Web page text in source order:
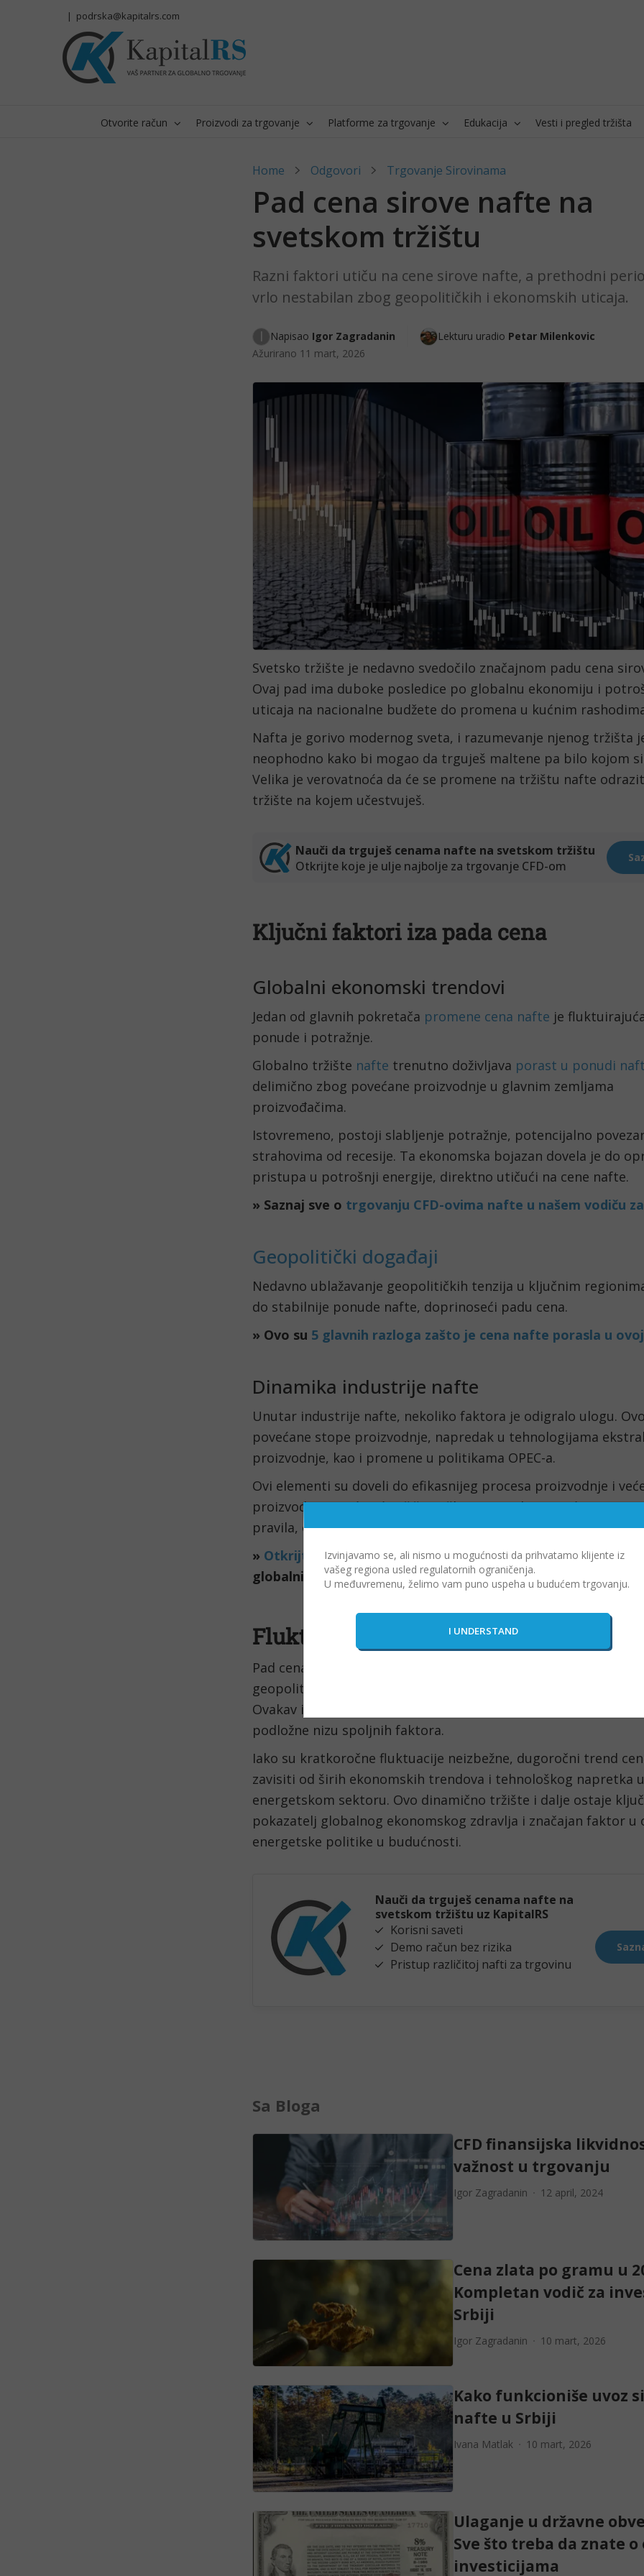
| podrska@kapitalrs.com
Otvorite račun Proizvodi za trgovanje Platforme za trgovanje Edukacija Vesti i pregled tržišta
Home Odgovori Trgovanje Sirovinama
Pad cena sirove nafte na
svetskom tržištu
Razni faktori utiču na cene sirove nafte, a prethodni
vrlo nestabilan zbog geopolitičkih i ekonomskih uticaja.
I
Napisao Igor Zagradanin Lekturu uradio Petar Milenkovic
Ažurirano 11 mart, 2026
Svetsko tržište je nedavno svedočilo značajnom padu cena
Ovaj pad ima duboke posledice po globalnu ekonomiju i
uticaja na nacionalne budžete do promena u kućnim
Nafta je gorivo modernog sveta, i razumevanje njenog tržišta
neophodno kako bi mogao da trguješ maltene pa bilo kojom
Velika je verovatnoća da će se promene na tržištu nafte
tržište na kojem učestvuješ.
Ključni faktori iza pada cena
Globalni ekonomski trendovi
Jedan od glavnih pokretača promene cena nafte je
ponude i potražnje.
Globalno tržište nafte trenutno doživljava porast u ponudi
delimično zbog povećane proizvodnje u glavnim zemljama
proizvođačima.
Istovremeno, postoji slabljenje potražnje, potencijalno
strahovima od recesije. Ta ekonomska bojazan dovela je do
pristupa u potrošnji energije, direktno utičući na cene nafte.
» Saznaj sve o trgovanju CFD-ovima nafte u našem vodiču
Geopolitički događaji
Nedavno ublažavanje geopolitičkih tenzija u ključnim
do stabilnije ponude nafte, doprinoseći padu cena.
» Ovo su 5 glavnih razloga zašto je cena nafte porasla u
Dinamika industrije nafte
Unutar industrije nafte, nekoliko faktora je odigralo ulogu.
povećane stope proizvodnje, napredak u tehnologijama
proizvodnje, kao i promene u politikama OPEC-a.
Ovi elementi su doveli do efikasnijeg procesa proizvodnje i
proizvodnji, zasićujući tržište viškom ponude. Prateći osnovna
pravila, ovo automatski znači pad cena.
» Otkrijte kako CFD trgovanje funkcionišei počnite da
globalnim tržištima već danas
Fluktuacije na tržištu
Pad cena sirove nafte je rezultat globalnih ekonomskih
geopolitičke stabilnosti i napretka specifičnih za naftnu
Ovakav ishod naglašava nestabilnu prirodu tržišta nafte, gde
podložne nizu spoljnih faktora.
Iako su kratkoročne fluktuacije neizbežne, dugoročni trend
zavisiti od širih ekonomskih trendova i tehnološkog napretka u
energetskom sektoru. Ovo dinamično tržište i dalje ostaje
pokazatelj globalnog ekonomskog zdravlja i značajan faktor u
energetske politike u budućnosti.
Sa Bloga
CFD finansijska
važnost u trgovanju
Igor Zagradanin 12 april, 2024
Cena zlata po gramu u
Kompletan vodič za
Srbiji
Igor Zagradanin 10 mart, 2026
Kako funkcioniše uvoz
nafte u Srbiji
Ivana Matlak 10 mart, 2026
Ulaganje u državne
Sve što treba da znate o
investicijama
Izvinjavamo se, ali nismo u mogućnosti da prihvatamo klijente iz
vašeg regiona usled regulatornih ograničenja.
U međuvremenu, želimo vam puno uspeha u budućem trgovanju.